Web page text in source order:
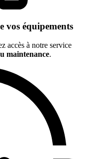
vos équipements
accès à notre service
maintenance.